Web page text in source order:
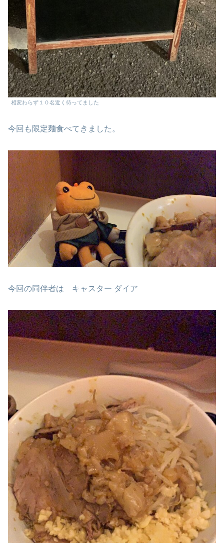
相変わらず１０名近く待ってました
今回も限定麺食べてきました。
今回の同伴者は キャスター ダイア